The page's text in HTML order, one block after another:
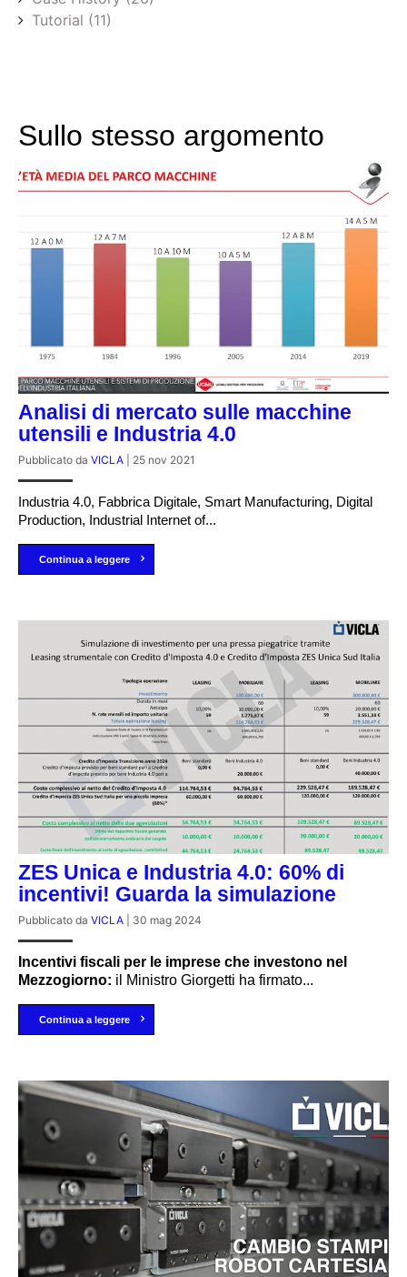
Tutorial (11)
Sullo stesso argomento
Analisi di mercato sulle macchine
utensili e Industria 4.0
Pubblicato da VICLA 25 nov 2021
Industria 4.0, Fabbrica Digitale, Smart Manufacturing, Digital
Production, Industrial Internet of...
Continua a leggere
ZES Unica e Industria 4.0: 60% di
incentivi! Guarda la simulazione
Pubblicato da VICLA 30 mag 2024
Incentivi fiscali per le imprese che investono nel
Mezzogiorno: il Ministro Giorgetti ha firmato...
Continua a leggere